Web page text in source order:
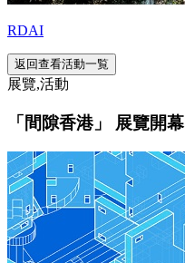
RDAI
返回查看活動一覧
展覽,活動
「間隙香港」 展覽開幕